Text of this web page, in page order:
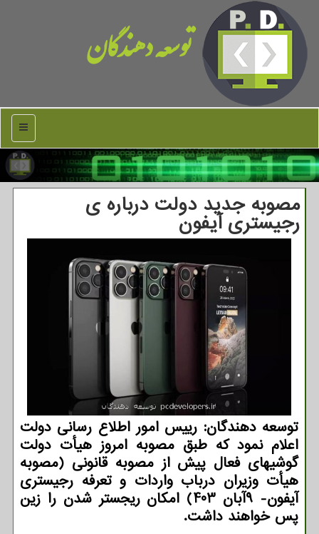
توسعه دهندگان
منو
مصوبه جدید دولت درباره ی
رجیستری آیفون
توسعه دهندگان: رییس امور اطلاع رسانی دولت
اعلام نمود که طبق مصوبه امروز هیأت دولت
گوشیهای فعال پیش از مصوبه قانونی (مصوبه
هیأت وزیران درباب واردات و تعرفه رجیستری
آیفون- 9آبان 403) امکان ریجستر شدن را زین
پس خواهند داشت.